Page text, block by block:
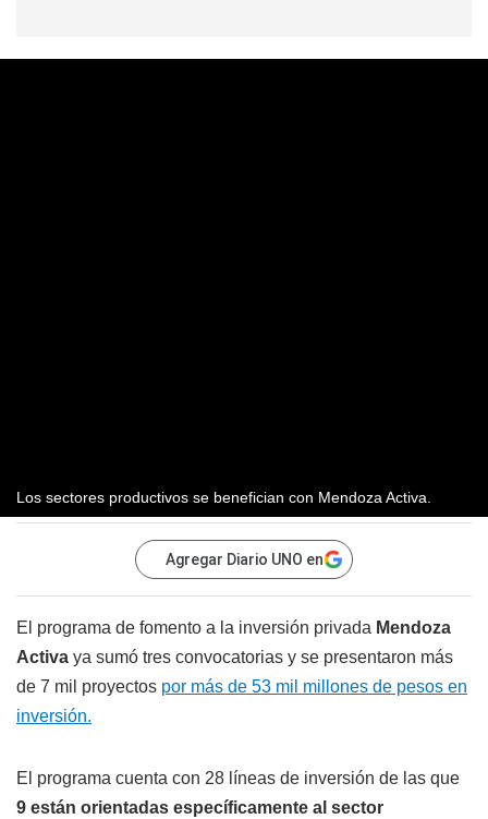
Los sectores productivos se benefician con Mendoza Activa.
Agregar Diario UNO en
El programa de fomento a la inversión privada Mendoza
Activa ya sumó tres convocatorias y se presentaron más
de 7 mil proyectos por más de 53 mil millones de pesos en
inversión.
El programa cuenta con 28 líneas de inversión de las que
9 están orientadas específicamente al sector